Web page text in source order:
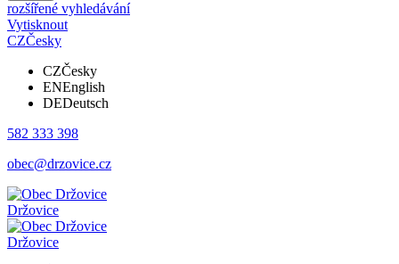
rozšířené vyhledávání
Vytisknout
CZČesky
CZČesky
ENEnglish
DEDeutsch
582 333 398
obec@drzovice.cz
Držovice
Držovice